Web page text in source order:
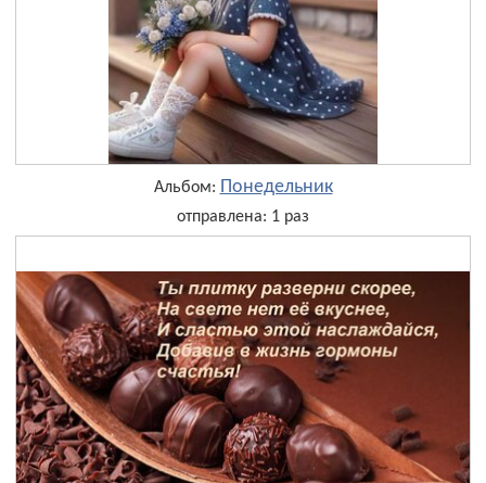
Альбом: Понедельник
отправлена: 1 раз